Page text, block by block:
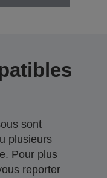
sont
plusieurs
Pour plus
reporter